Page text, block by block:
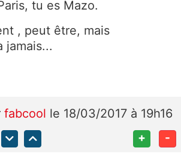
tu es Mazo.
, peut être, mais
jamais...
fabcool le 18/03/2017 à 19h16
+ -